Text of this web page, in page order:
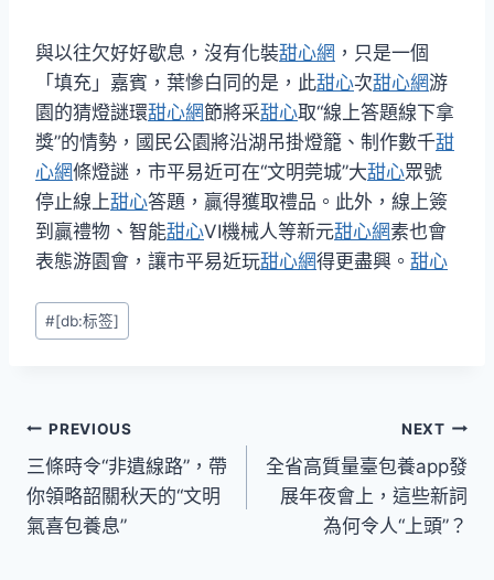
與以往欠好好歇息，沒有化裝甜心網 ，只是一個
「填充」嘉賓，葉慘白同的是，此甜心次甜心網游
園的猜燈謎環甜心網節將采甜心取“線上答題線下拿
獎”的情勢，國民公園將沿湖吊掛燈籠、制作數千甜
心網條燈謎，市平易近可在“文明莞城”大甜心眾號
停止線上甜心答題，贏得獲取禮品。此外，線上簽
到贏禮物、智能甜心VI機械人等新元甜心網素也會
表態游園會，讓市平易近玩甜心網得更盡興。 甜心
Post
Tags:
#[db:标签]
文
章
導
PREVIOUS
三條時令“非遺線路”，帶
你領略韶關秋天的“文明
氣喜包養息”
NEXT
全省高質量臺包養app發
展年夜會上，這些新詞
為何令人“上頭”？